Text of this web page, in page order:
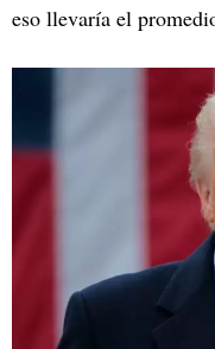
eso llevaría el